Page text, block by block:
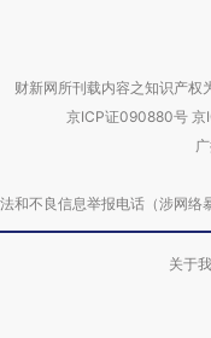
财新网所刊载内容之知识产权
京ICP证090880号 京
和不良信息举报电话（涉网
关于